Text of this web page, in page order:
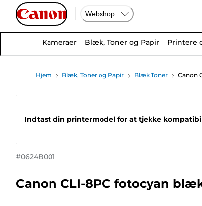
Webshop
Kameraer Blæk, Toner og Papir Printere
Hjem Blæk, Toner og Papir Blæk Toner Canon
Indtast din printermodel for at tjekke
#0624B001
Canon CLI-8PC fotocyan